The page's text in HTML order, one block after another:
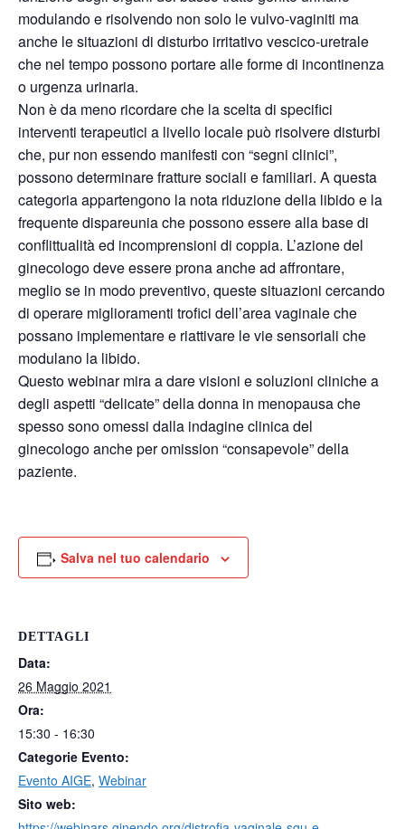
modulando e risolvendo non solo le vulvo-vaginiti ma
anche le situazioni di disturbo irritativo vescico-uretrale
che nel tempo possono portare alle forme di incontinenza
o urgenza urinaria.
Non è da meno ricordare che la scelta di specifici
interventi terapeutici a livello locale può risolvere disturbi
che, pur non essendo manifesti con “segni clinici”,
possono determinare fratture sociali e familiari. A questa
categoria appartengono la nota riduzione della libido e la
frequente dispareunia che possono essere alla base di
conflittualità ed incomprensioni di coppia. L’azione del
ginecologo deve essere prona anche ad affrontare,
meglio se in modo preventivo, queste situazioni cercando
di operare miglioramenti trofici dell’area vaginale che
possano implementare e riattivare le vie sensoriali che
modulano la libido.
Questo webinar mira a dare visioni e soluzioni cliniche a
degli aspetti “delicate” della donna in menopausa che
spesso sono omessi dalla indagine clinica del
ginecologo anche per omission “consapevole” della
paziente.
Salva nel tuo calendario
DETTAGLI
Data:
26 Maggio 2021
Ora:
15:30 - 16:30
Categorie Evento:
Evento AIGE, Webinar
Sito web: